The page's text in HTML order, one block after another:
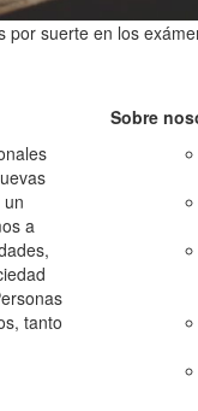
por suerte en los
a
tanto
Sobre